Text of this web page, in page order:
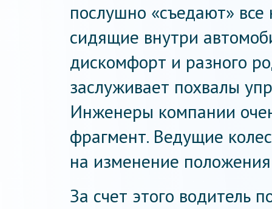
послушно «съедают»
сидящие внутри
дискомфорт и разного
заслуживает похвалы
Инженеры компании
фрагмент. Ведущие
на изменение положения
За счет этого водитель